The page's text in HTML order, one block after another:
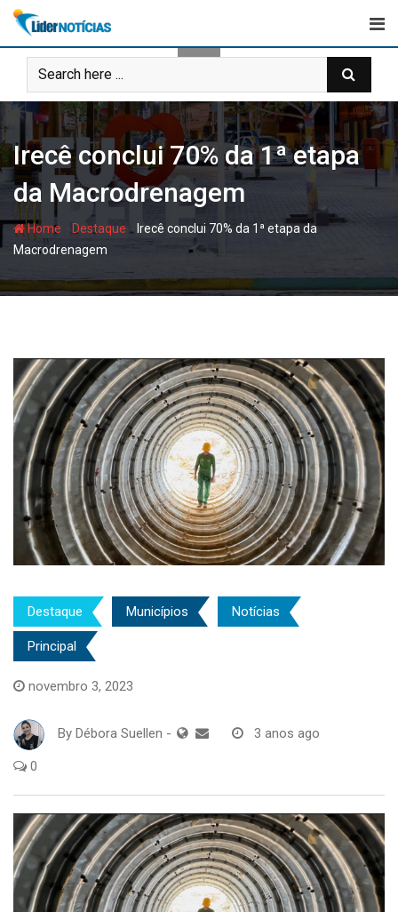
Skip
content
Irecê conclui 70% da 1ª etapa
da Macrodrenagem
Home Destaque - Irecê conclui 70% da 1ª etapa da
Macrodrenagem
Destaque Municípios Notícias
Principal
novembro 3, 2023
By Débora Suellen - 3 anos ago
0